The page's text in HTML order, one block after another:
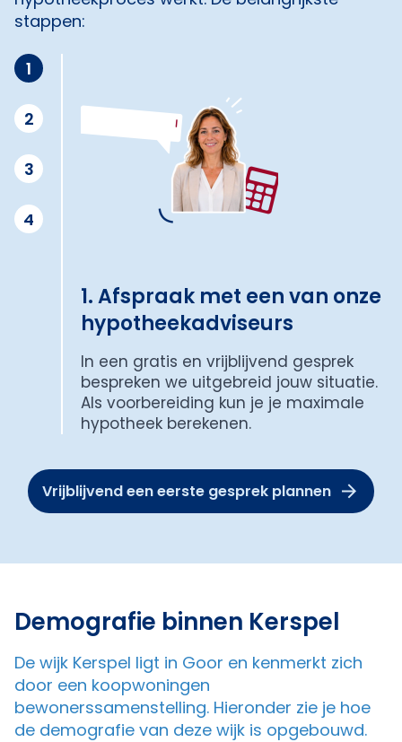
stappen:
1
2
3
4
1. Afspraak met een van onze
hypotheekadviseurs
In een gratis en vrijblijvend gesprek
bespreken we uitgebreid jouw situatie.
Als voorbereiding kun je je maximale
hypotheek berekenen.
Vrijblijvend een eerste gesprek plannen
Demografie binnen Kerspel
De wijk Kerspel ligt in Goor en kenmerkt zich
door een koopwoningen
bewonerssamenstelling. Hieronder zie je hoe
de demografie van deze wijk is opgebouwd.